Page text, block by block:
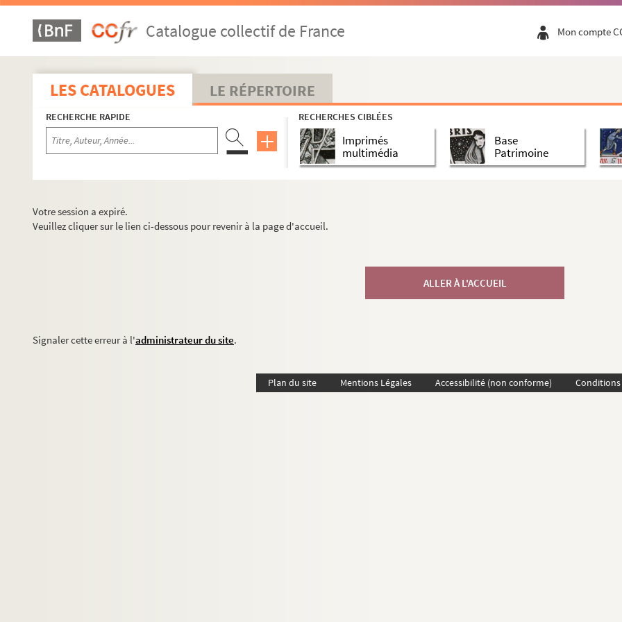
Catalogue collectif de France Mon compte
LES CATALOGUES LE RÉPERTOIRE
RECHERCHE RAPIDE RECHERCHES CIBLÉES
Imprimés
multimédia
Base
Patrimoine
Votre session a expiré.
Veuillez cliquer sur le lien ci-dessous pour revenir à la page d'accueil.
ALLER À L'ACCUEIL
Signaler cette erreur à l'administrateur du site.
Plan du site Mentions Légales Accessibilité (non conforme)